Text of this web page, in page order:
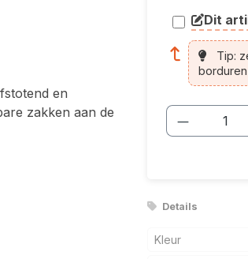
en
zakken aan de
Dit
Tip:
Details
Kleur